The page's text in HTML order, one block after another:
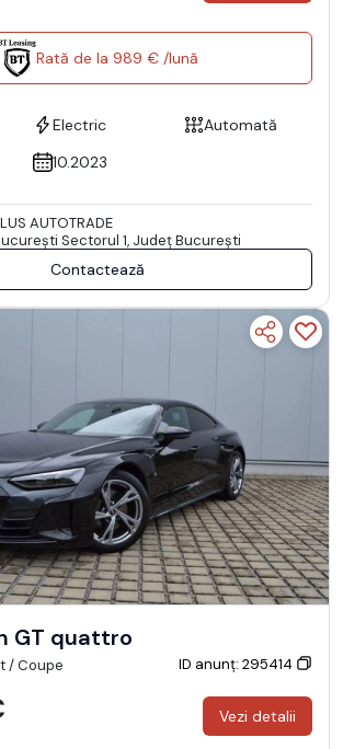
Rată de la 989 € /lună
Electric
Automată
10.2023
AUTOTRADE
Sectorul 1, Județ București
Contactează
GT quattro
/ Coupe ID anunț: 295414
Vezi detalii